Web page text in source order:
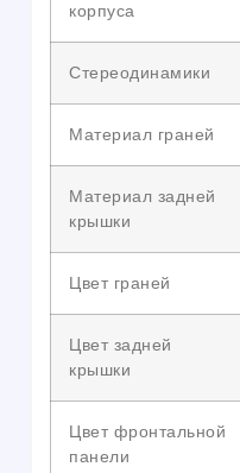
корпуса
Стереодинамики
Материал граней
Материал задней
крышки
Цвет граней
Цвет задней
крышки
Цвет фронтальной
панели